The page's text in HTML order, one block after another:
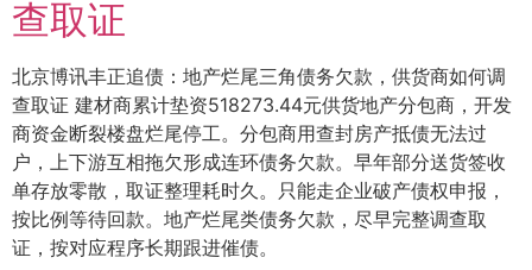
查取证
北京博讯丰正追债：地产烂尾三角债务欠款，供货商如何调
查取证 建材商累计垫资518273.44元供货地产分包商，开发
商资金断裂楼盘烂尾停工。分包商用查封房产抵债无法过
户，上下游互相拖欠形成连环债务欠款。早年部分送货签收
单存放零散，取证整理耗时久。只能走企业破产债权申报，
按比例等待回款。地产烂尾类债务欠款，尽早完整调查取
证，按对应程序长期跟进催债。